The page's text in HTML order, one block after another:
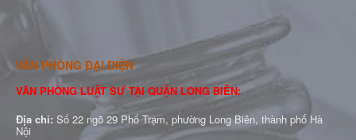
VĂN PHÒNG ĐẠI DIỆN
VĂN PHÒNG LUẬT SƯ TẠI QUẬN LONG BIÊN:
Địa chỉ: Số 22 ngõ 29 Phố Trạm, phường Long Biên, thành phố Hà
Nội